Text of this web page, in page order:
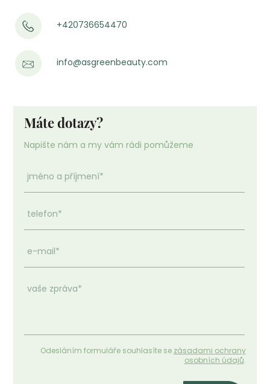
+420736654470
info@asgreenbeauty.com
Máte dotazy?
Napište nám a my vám rádi pomůžeme
jméno a příjmení*
telefon*
e-mail*
vaše zpráva*
Odesláním formuláře souhlasíte se zásadami ochrany
osobních údajů.